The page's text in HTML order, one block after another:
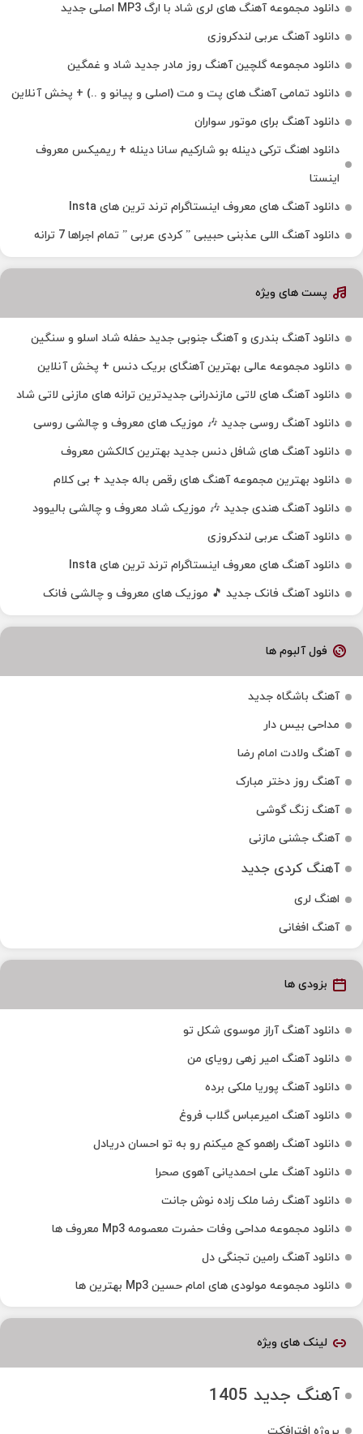
دانلود مجموعه آهنگ های لری شاد با ارگ MP3 اصلی جدید
دانلود آهنگ عربی لندکروزی
دانلود مجموعه گلچین آهنگ روز مادر جدید شاد و غمگین
دانلود تمامی آهنگ های پت و مت (اصلی و پیانو و ..) + پخش آنلاین
دانلود آهنگ برای موتور سواران
دانلود اهنگ ترکی دینله بو شارکیم سانا دینله + ریمیکس معروف
اینستا
دانلود آهنگ‌ های معروف اینستاگرام ترند ترین های Insta
دانلود آهنگ اللی عذبنی حبیبی ” کردی عربی ” تمام اجراها 7 ترانه
پست های ویژه
دانلود آهنگ بندری و آهنگ جنوبی جدید حفله شاد اسلو و سنگین
دانلود مجموعه عالی بهترین آهنگای بریک دنس + پخش آنلاین
دانلود آهنگ‌ های لاتی مازندرانی جدیدترین ترانه های مازنی لاتی شاد
دانلود آهنگ روسی جدید 🎶 موزیک‌ های معروف و چالشی روسی
دانلود آهنگ های شافل دنس جدید بهترین کالکشن معروف
دانلود بهترین مجموعه آهنگ های رقص باله جدید + بی کلام
دانلود آهنگ هندی جدید 🎶 موزیک شاد معروف و چالشی بالیوود
دانلود آهنگ عربی لندکروزی
دانلود آهنگ‌ های معروف اینستاگرام ترند ترین های Insta
دانلود آهنگ فانک جدید 🎵 موزیک‌ های معروف و چالشی فانک
فول آلبوم ها
آهنگ باشگاه جدید
مداحی بیس دار
آهنگ ولادت امام رضا
آهنگ روز دختر مبارک
آهنگ زنگ گوشی
آهنگ جشنی مازنی
آهنگ کردی جدید
اهنگ لری
آهنگ افغانی
بزودی ها
دانلود آهنگ آراز موسوی شکل تو
دانلود آهنگ امیر زهی رویای من
دانلود آهنگ پوریا ملکی برده
دانلود آهنگ امیرعباس گلاب فروغ
دانلود آهنگ راهمو کج میکنم رو به تو احسان دریادل
دانلود آهنگ علی احمدیانی آهوی صحرا
دانلود آهنگ رضا ملک زاده نوش جانت
دانلود مجموعه مداحی وفات حضرت معصومه Mp3 معروف ها
دانلود آهنگ رامین تجنگی دل
دانلود مجموعه مولودی های امام حسین Mp3 بهترین ها
لینک های ویژه
آهنگ جدید 1405
پروژه افترافکت